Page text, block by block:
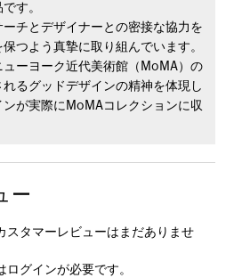
す。
チとデザイナーとの密接な協力を
つよう真摯に取り組んでいます。
ーヨーク近代美術館（MoMA）の
るグッドデザインの精神を体現し
が実際にMoMAコレクションに収
ー
スタマーレビューはまだありませ
ログインが必要です。